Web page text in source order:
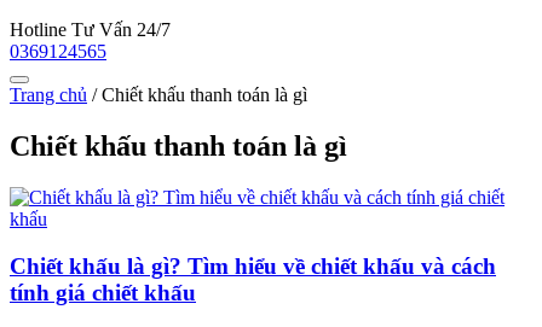
Hotline Tư Vấn 24/7
0369124565
Trang chủ /Chiết khấu thanh toán là gì
Chiết khấu thanh toán là gì
Chiết khấu là gì? Tìm hiểu về chiết khấu và cách
tính giá chiết khấu